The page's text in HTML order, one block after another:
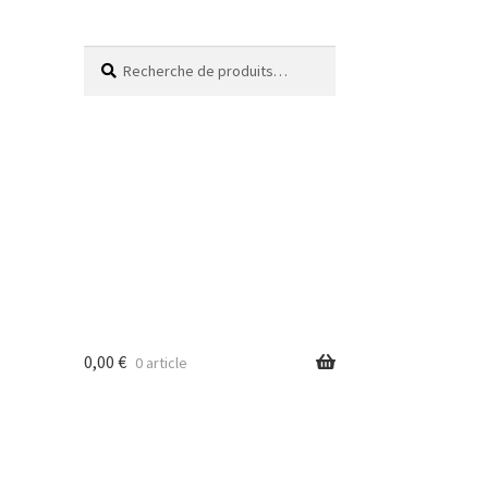
0,00 € 0 article